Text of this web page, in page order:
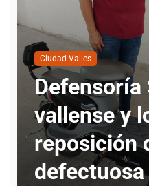
Ciudad Valles
Ciudad
% de
al cierre